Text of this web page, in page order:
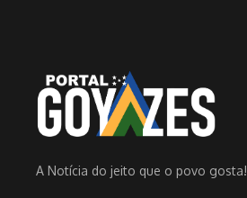
A Notícia do jeito que o povo gosta!